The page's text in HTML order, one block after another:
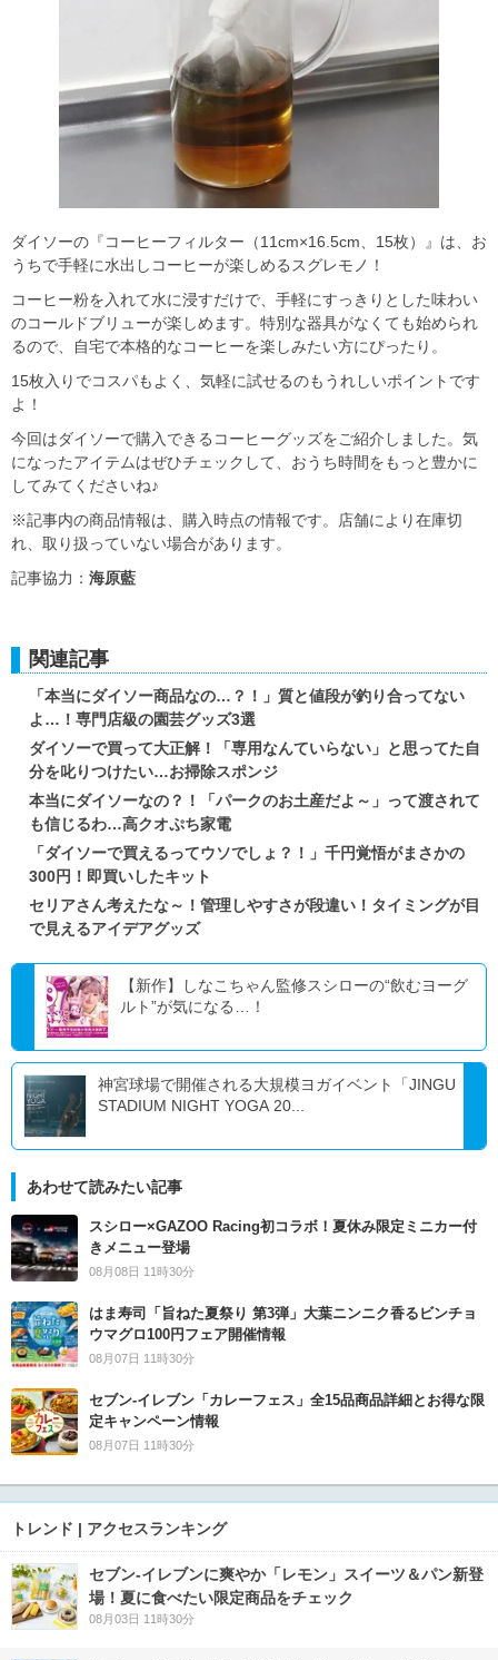
ダイソーの『コーヒーフィルター（11cm×16.5cm、15枚）』は、お
うちで手軽に水出しコーヒーが楽しめるスグレモノ！
コーヒー粉を入れて水に浸すだけで、手軽にすっきりとした味わい
のコールドブリューが楽しめます。特別な器具がなくても始められ
るので、自宅で本格的なコーヒーを楽しみたい方にぴったり。
15枚入りでコスパもよく、気軽に試せるのもうれしいポイントです
よ！
今回はダイソーで購入できるコーヒーグッズをご紹介しました。気
になったアイテムはぜひチェックして、おうち時間をもっと豊かに
してみてくださいね♪
※記事内の商品情報は、購入時点の情報です。店舗により在庫切
れ、取り扱っていない場合があります。
記事協力： 海原藍
関連記事
「本当にダイソー商品なの…？！」質と値段が釣り合ってない
よ…！専門店級の園芸グッズ3選
ダイソーで買って大正解！「専用なんていらない」と思ってた自
分を叱りつけたい…お掃除スポンジ
本当にダイソーなの？！「パークのお土産だよ～」って渡されて
も信じるわ…高クオぷち家電
「ダイソーで買えるってウソでしょ？！」千円覚悟がまさかの
300円！即買いしたキット
セリアさん考えたな～！管理しやすさが段違い！タイミングが目
で見えるアイデアグッズ
【新作】しなこちゃん監修スシローの“飲むヨーグ
ルト”が気になる…！
神宮球場で開催される大規模ヨガイベント「JINGU
STADIUM NIGHT YOGA 20...
あわせて読みたい記事
スシロー×GAZOO Racing初コラボ！夏休み限定ミニカー付
きメニュー登場
08月08日 11時30分
はま寿司「旨ねた夏祭り 第3弾」大葉ニンニク香るビンチョ
ウマグロ100円フェア開催情報
08月07日 11時30分
セブン‐イレブン「カレーフェス」全15品商品詳細とお得な限
定キャンペーン情報
08月07日 11時30分
トレンド | アクセスランキング
セブン‐イレブンに爽やか「レモン」スイーツ＆パン新登
場！夏に食べたい限定商品をチェック
08月03日 11時30分